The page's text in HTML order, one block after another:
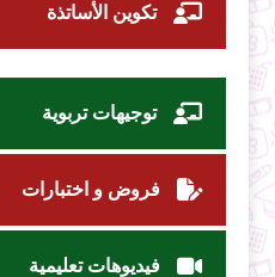
تكوين الأساتذة
توجيهات تربوية
فروض و اختبارات
فيديوهات تعليمية